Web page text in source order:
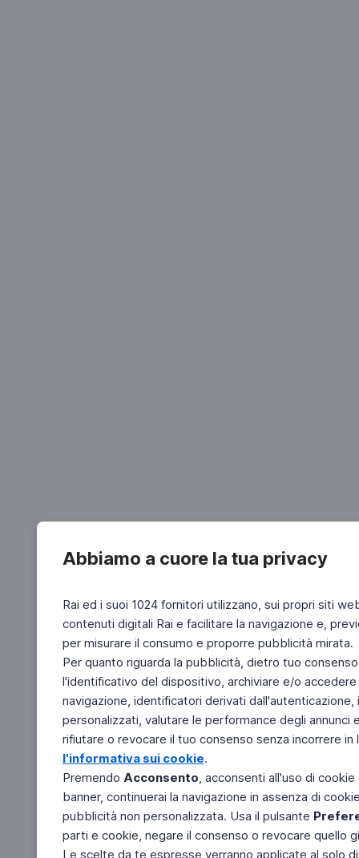
Abbiamo a cuore la tua privacy
Rai ed i suoi 1024 fornitori utilizzano, sui propri siti
contenuti digitali Rai e facilitare la navigazione e,
per misurare il consumo e proporre pubblicità mirata.
Per quanto riguarda la pubblicità, dietro tuo
l'identificativo del dispositivo, archiviare e/o
navigazione, identificatori derivati
personalizzati, valutare le performance degli
rifiutare o revocare il tuo consenso senza incorrere
l'informativa sui cookie.
Premendo Acconsento, acconsenti all'uso di
banner, continuerai la navigazione in assenza di
pubblicità non personalizzata. Usa il pulsante
parti e cookie, negare il consenso o revocare quello
Le scelte da te espresse verranno applicate al solo